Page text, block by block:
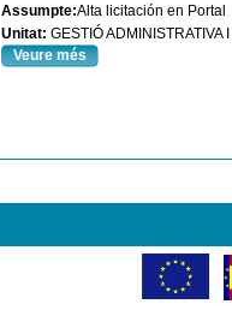
Assumpte:Alta licitación en Portal
Unitat:GESTIÓ ADMINISTRATIVA
Veure més